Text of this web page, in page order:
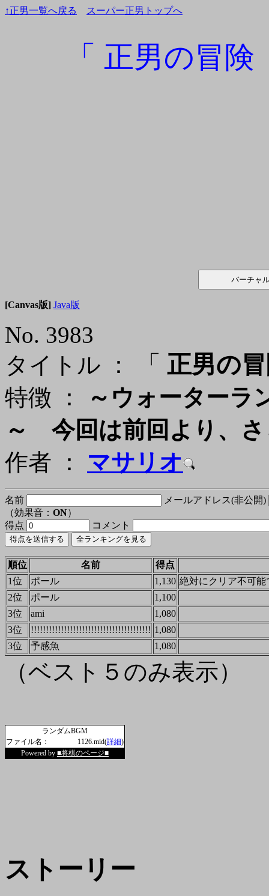
↑正男一覧へ戻る スーパー正男トップへ
「 正男の冒
[Canvas版] Java版
No. 3983
タイトル ：
「 正男の
特徴 ：
～ウォーター
～ 今回は前回より、
作者 ： マサリオ
名前
メールアドレス(非公開)
（効果音： ON）
得点
コメント
順位 名前 得点
1位
ポール 1,130 絶対にクリア不可能
2位
ポール
1,100
3位
ami
1,080
3位
!!!!!!!!!!!!!!!!!!!!!!!!!!!!!!!!!!!!!!!! 1,080
3位
予感魚 1,080
（ベスト５のみ表示）
ランダムBGM
ファイル名：
1126.mid(詳細)
Powered by ■将棋のページ■
ストーリー